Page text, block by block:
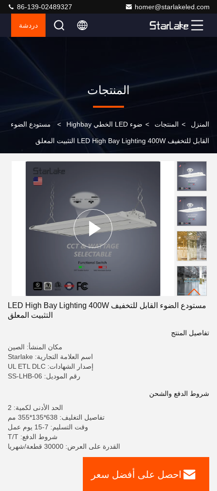
homer@starlakeled.com
86-139-02489327
دردشة
المنتجات
المنزل > المنتجات > ضوء LED الخطي Highbay > مستودع الضوء
القابل للتخفيف LED High Bay Lighting 400W التثبيت المعلق
مستودع الضوء القابل للتخفيف LED High Bay Lighting 400W
التثبيت المعلق
تفاصيل المنتج
مكان المنشأ: الصين
اسم العلامة التجارية: Starlake
إصدار الشهادات: UL ETL DLC
رقم الموديل: SS-LHB-06
شروط الدفع والشحن
الحد الأدنى لكمية: 2
تفاصيل التغليف: 638*135*355 مم
وقت التسليم: 7-15 يوم عمل
شروط الدفع: T/T
القدرة على العرض: 30000 قطعة/شهريا
احصل على أفضل سعر